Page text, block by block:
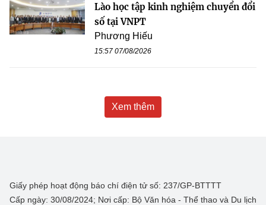
Lào học tập kinh nghiệm chuyển đổi
số tại VNPT
Phương Hiếu
15:57 07/08/2026
Xem thêm
Giấy phép hoạt động báo chí điện tử số: 237/GP-BTTTT
Cấp ngày: 30/08/2024; Nơi cấp: Bộ Văn hóa - Thể thao và Du lịch